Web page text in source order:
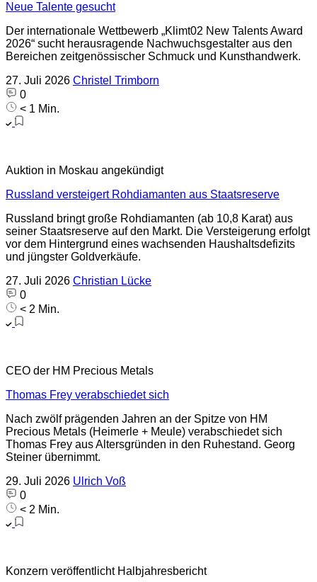
Neue Talente gesucht
Der internationale Wettbewerb „Klimt02 New Talents Award
2026“ sucht herausragende Nachwuchsgestalter aus den
Bereichen zeitgenössischer Schmuck und Kunsthandwerk.
27. Juli 2026 Christel Trimborn
0
< 1 Min.
Auktion in Moskau angekündigt
Russland versteigert Rohdiamanten aus Staatsreserve
Russland bringt große Rohdiamanten (ab 10,8 Karat) aus
seiner Staatsreserve auf den Markt. Die Versteigerung erfolgt
vor dem Hintergrund eines wachsenden Haushaltsdefizits
und jüngster Goldverkäufe.
27. Juli 2026 Christian Lücke
0
< 2 Min.
CEO der HM Precious Metals
Thomas Frey verabschiedet sich
Nach zwölf prägenden Jahren an der Spitze von HM
Precious Metals (Heimerle + Meule) verabschiedet sich
Thomas Frey aus Altersgründen in den Ruhestand. Georg
Steiner übernimmt.
29. Juli 2026 Ulrich Voß
0
< 2 Min.
Konzern veröffentlicht Halbjahresbericht